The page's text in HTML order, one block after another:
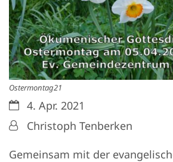
Ostermontag21
Datum:4. Apr. 2021
Von:Christoph Tenberken
Gemeinsam mit der